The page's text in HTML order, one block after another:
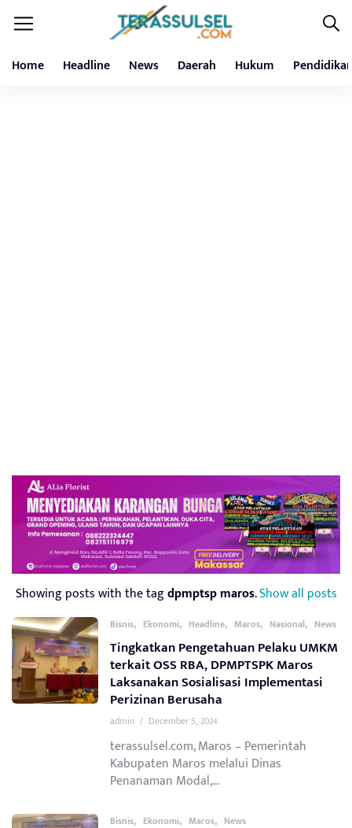
Home Headline News Daerah Hukum
Showing posts with the tagdpmptsp maros.Show all posts
Bisnis, Ekonomi, Headline, Maros, Nasional, News
Tingkatkan Pengetahuan Pelaku UMKM
terkait OSS RBA, DPMPTSPK Maros
Laksanakan Sosialisasi Implementasi
Perizinan Berusaha
admin / December 5, 2024
terassulsel.com, Maros – Pemerintah
Kabupaten Maros melalui Dinas
Penanaman Modal,...
Bisnis, Ekonomi, Maros, News